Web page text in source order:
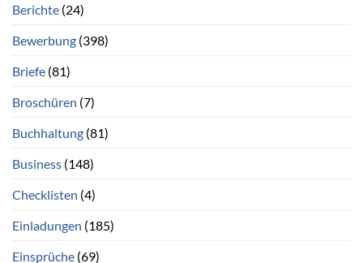
Berichte (24)
Bewerbung (398)
Briefe (81)
Broschüren (7)
Buchhaltung (81)
Business (148)
Checklisten (4)
Einladungen (185)
Einsprüche (69)